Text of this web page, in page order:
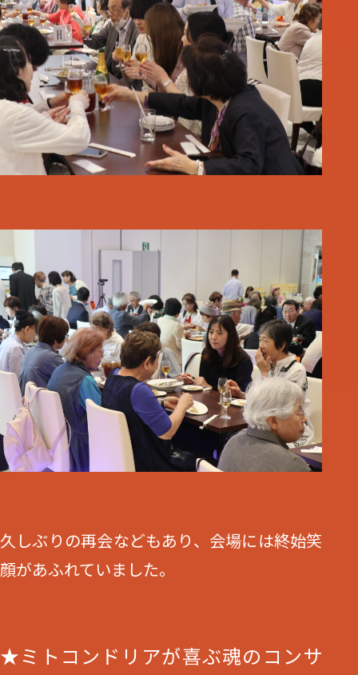
久しぶりの再会などもあり、会場には終始笑
顔があふれていました。
★ミトコンドリアが喜ぶ魂のコンサ